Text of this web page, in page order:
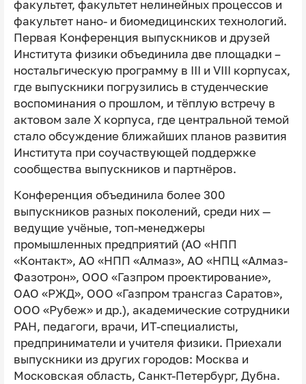
факультет, факультет нелинейных процессов и
факультет нано- и биомедицинских технологий.
Первая Конференция выпускников и друзей
Института физики объединила две площадки –
ностальгическую программу в III и VIII корпусах,
где выпускники погрузились в студенческие
воспоминания о прошлом, и тёплую встречу в
актовом зале Х корпуса, где центральной темой
стало обсуждение ближайших планов развития
Института при соучаствующей поддержке
сообщества выпускников и партнёров.
Конференция объединила более 300
выпускников разных поколений, среди них —
ведущие учёные, топ-менеджеры
промышленных предприятий (АО «НПП
«Контакт», АО «НПП «Алмаз», АО «НПЦ «Алмаз-
Фазотрон», ООО «Газпром проектирование»,
ОАО «РЖД», ООО «Газпром трансгаз Саратов»,
ООО «Рубеж» и др.), академические сотрудники
РАН, педагоги, врачи, ИТ-специалисты,
предприниматели и учителя физики. Приехали
выпускники из других городов: Москва и
Московская область, Санкт-Петербург, Дубна.